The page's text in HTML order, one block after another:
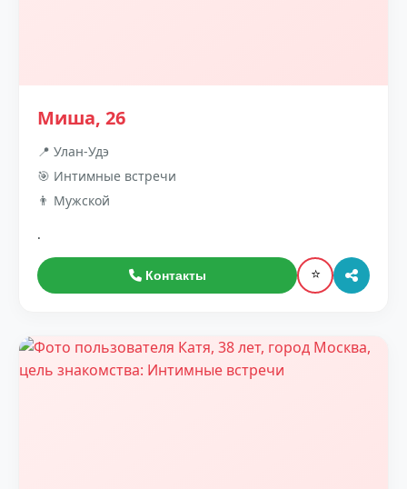
Миша, 26
📍 Улан-Удэ
🎯 Интимные встречи
👨 Мужской
.
Контакты ⭐